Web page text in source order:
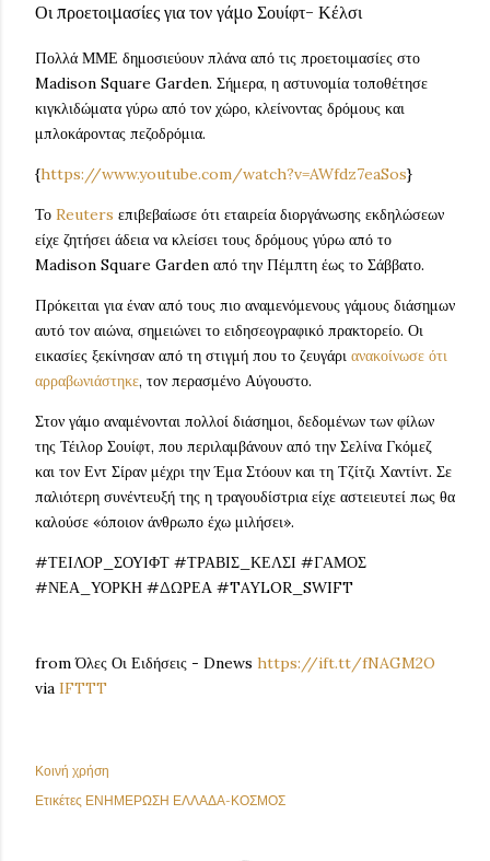
Οι προετοιμασίες για τον γάμο Σουίφτ- Κέλσι
Πολλά ΜΜΕ δημοσιεύουν πλάνα από τις προετοιμασίες στο
Madison Square Garden. Σήμερα, η αστυνομία τοποθέτησε
κιγκλιδώματα γύρω από τον χώρο, κλείνοντας δρόμους και
μπλοκάροντας πεζοδρόμια.
{https://www.youtube.com/watch?v=AWfdz7eaSos}
Το Reuters επιβεβαίωσε ότι εταιρεία διοργάνωσης εκδηλώσεων
είχε ζητήσει άδεια να κλείσει τους δρόμους γύρω από το
Madison Square Garden από την Πέμπτη έως το Σάββατο.
Πρόκειται για έναν από τους πιο αναμενόμενους γάμους διάσημων
αυτό τον αιώνα, σημειώνει το ειδησεογραφικό πρακτορείο. Οι
εικασίες ξεκίνησαν από τη στιγμή που το ζευγάρι ανακοίνωσε ότι
αρραβωνιάστηκε, τον περασμένο Αύγουστο.
Στον γάμο αναμένονται πολλοί διάσημοι, δεδομένων των φίλων
της Τέιλορ Σουίφτ, που περιλαμβάνουν από την Σελίνα Γκόμεζ
και τον Εντ Σίραν μέχρι την Έμα Στόουν και τη Τζίτζι Χαντίντ. Σε
παλιότερη συνέντευξή της η τραγουδίστρια είχε αστειευτεί πως θα
καλούσε «όποιον άνθρωπο έχω μιλήσει».
#ΤΕΙΛΟΡ_ΣΟΥΙΦΤ #ΤΡΑΒΙΣ_ΚΕΛΣΙ #ΓΑΜΟΣ
#ΝΕΑ_ΥΟΡΚΗ #ΔΩΡΕΑ #TAYLOR_SWIFT
from Όλες Οι Ειδήσεις - Dnews https://ift.tt/fNAGM2O
via IFTTT
Κοινή χρήση
Ετικέτες ΕΝΗΜΕΡΩΣΗ ΕΛΛΑΔΑ-ΚΟΣΜΟΣ